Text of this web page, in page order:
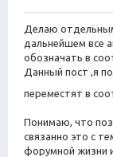
о
б
щ
е
н
е
Делаю
дальнейшем все
обозначать в
Данный пост ,я
переместят в
Понимаю, что
связанно это с
форумной жизни